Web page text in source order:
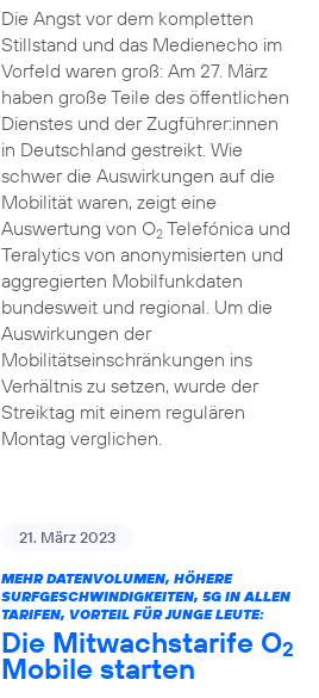
Die Angst vor dem kompletten
Stillstand und das Medienecho im
Vorfeld waren groß: Am 27. März
haben große Teile des öffentlichen
Dienstes und der Zugführer:innen
in Deutschland gestreikt. Wie
schwer die Auswirkungen auf die
Mobilität waren, zeigt eine
Auswertung von O2Telefónica und
Teralytics von anonymisierten und
aggregierten Mobilfunkdaten
bundesweit und regional. Um die
Auswirkungen der
Mobilitätseinschränkungen ins
Verhältnis zu setzen, wurde der
Streiktag mit einem regulären
Montag verglichen.
21. März 2023
MEHR DATENVOLUMEN, HÖHERE
SURFGESCHWINDIGKEITEN, 5G IN ALLEN
TARIFEN, VORTEIL FÜR JUNGE LEUTE:
Die Mitwachstarife O2
Mobile starten